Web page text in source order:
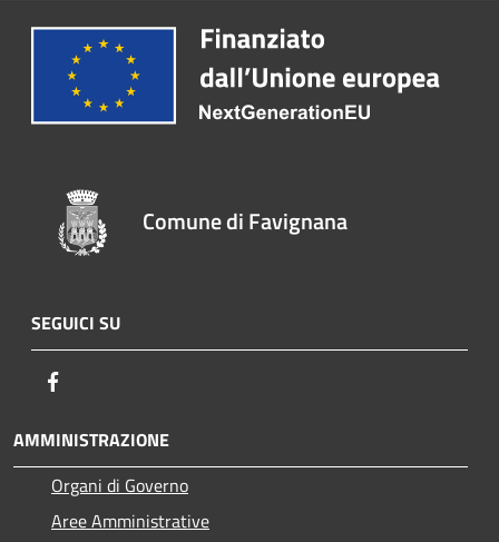
Comune di Favignana
SEGUICI SU
AMMINISTRAZIONE
Organi di Governo
Aree Amministrative